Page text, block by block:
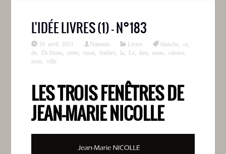
L’IDÉE LIVRES (1) – N°183
16 avril 2021 Natendo Livres blanche ,ce
de
Dr.Stone ,entre ,essai fenêtre la Le lien nous silence
trois
,ville
LES TROIS FENÊTRES DE
JEAN-MARIE NICOLLE